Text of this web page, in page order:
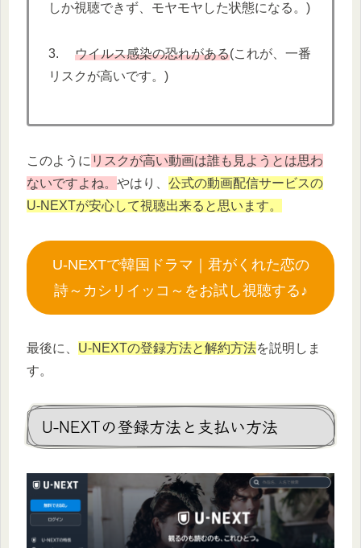
しか視聴できず、モヤモヤした状態になる。)
3. ウイルス感染の恐れがある(これが、一番
リスクが高いです。)
このように リスクが高い動画は誰も見ようとは思わ
ないですよね。 やはり、 公式の動画配信サービスの
U-NEXTが安心して視聴出来ると思います。
U-NEXTで韓国ドラマ｜君がくれた恋の
詩～カシリイッコ～をお試し視聴する♪
最後に、 U-NEXTの登録方法と解約方法を説明しま
す。
U-NEXTの登録方法と支払い方法